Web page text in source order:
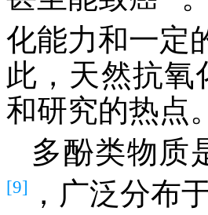
化能力和一定
此，天然抗氧
和研究的热点。
多酚类物质
[9]
，广泛分布